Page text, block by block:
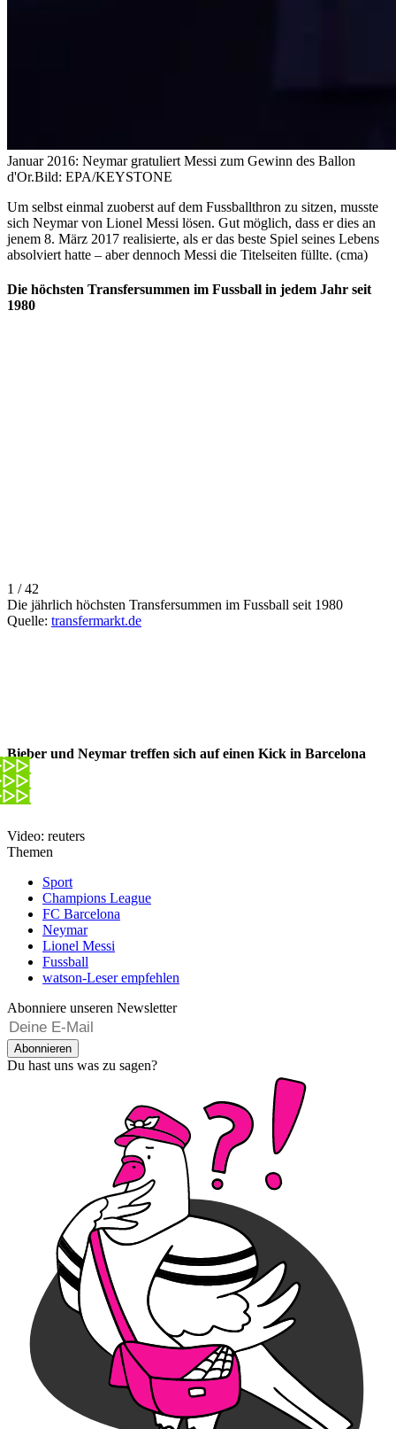
Januar 2016: Neymar gratuliert Messi zum Gewinn des Ballon
d'Or.Bild: EPA/KEYSTONE
Um selbst einmal zuoberst auf dem Fussballthron zu sitzen, musste
sich Neymar von Lionel Messi lösen. Gut möglich, dass er dies an
jenem 8. März 2017 realisierte, als er das beste Spiel seines Lebens
absolviert hatte – aber dennoch Messi die Titelseiten füllte. (cma)
Die höchsten Transfersummen im Fussball in jedem Jahr seit
1980
1 / 42
Die jährlich höchsten Transfersummen im Fussball seit 1980
Quelle: transfermarkt.de
Bieber und Neymar treffen sich auf einen Kick in Barcelona
Video: reuters
Themen
Sport
Champions League
FC Barcelona
Neymar
Lionel Messi
Fussball
watson-Leser empfehlen
Abonniere unseren Newsletter
Abonnieren
Du hast uns was zu sagen?